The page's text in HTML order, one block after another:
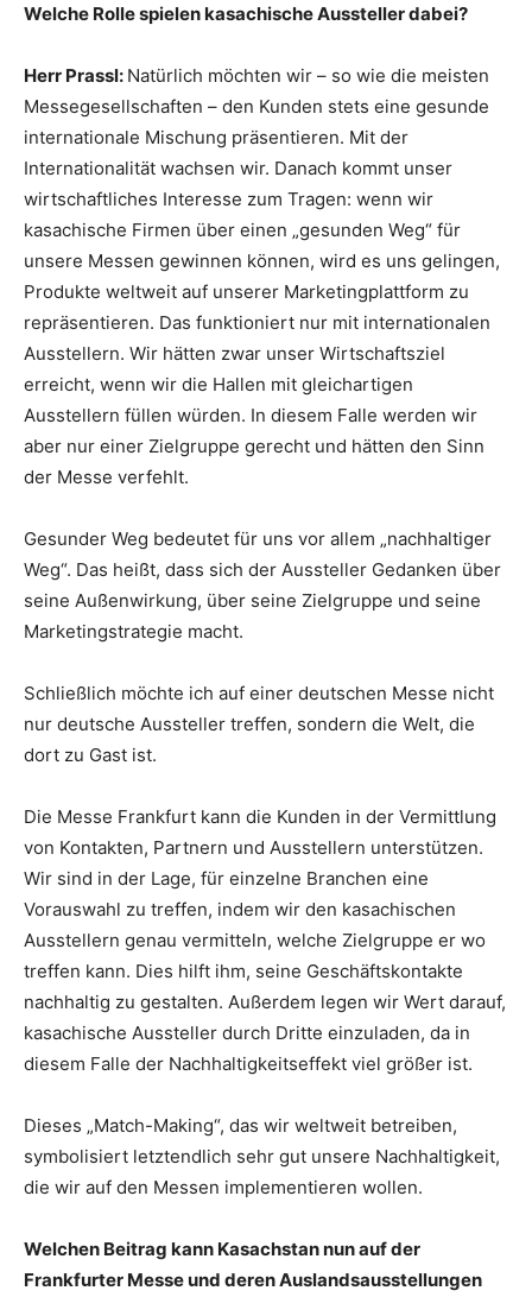
Welche Rolle spielen kasachische Aussteller dabei?
Herr Prassl: Natürlich möchten wir – so wie die meisten
Messegesellschaften – den Kunden stets eine gesunde
internationale Mischung präsentieren. Mit der
Internationalität wachsen wir. Danach kommt unser
wirtschaftliches Interesse zum Tragen: wenn wir
kasachische Firmen über einen „gesunden Weg“ für
unsere Messen gewinnen können, wird es uns gelingen,
Produkte weltweit auf unserer Marketingplattform zu
repräsentieren. Das funktioniert nur mit internationalen
Ausstellern. Wir hätten zwar unser Wirtschaftsziel
erreicht, wenn wir die Hallen mit gleichartigen
Ausstellern füllen würden. In diesem Falle werden wir
aber nur einer Zielgruppe gerecht und hätten den Sinn
der Messe verfehlt.
Gesunder Weg bedeutet für uns vor allem „nachhaltiger
Weg“. Das heißt, dass sich der Aussteller Gedanken über
seine Außenwirkung, über seine Zielgruppe und seine
Marketingstrategie macht.
Schließlich möchte ich auf einer deutschen Messe nicht
nur deutsche Aussteller treffen, sondern die Welt, die
dort zu Gast ist.
Die Messe Frankfurt kann die Kunden in der Vermittlung
von Kontakten, Partnern und Ausstellern unterstützen.
Wir sind in der Lage, für einzelne Branchen eine
Vorauswahl zu treffen, indem wir den kasachischen
Ausstellern genau vermitteln, welche Zielgruppe er wo
treffen kann. Dies hilft ihm, seine Geschäftskontakte
nachhaltig zu gestalten. Außerdem legen wir Wert darauf,
kasachische Aussteller durch Dritte einzuladen, da in
diesem Falle der Nachhaltigkeitseffekt viel größer ist.
Dieses „Match-Making“, das wir weltweit betreiben,
symbolisiert letztendlich sehr gut unsere Nachhaltigkeit,
die wir auf den Messen implementieren wollen.
Welchen Beitrag kann Kasachstan nun auf der
Frankfurter Messe und deren Auslandsausstellungen